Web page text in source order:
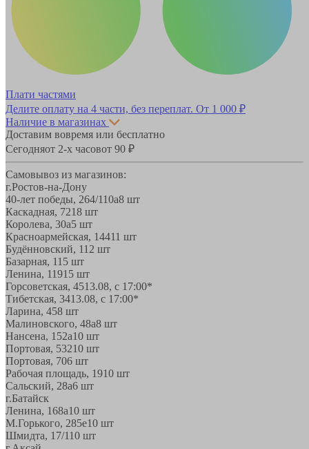
Плати частями
Делите оплату на 4 части, без переплат. От 1 000 ₽
Наличие в магазинах
Доставим вовремя или бесплатно
Сегодняот 2-х часовот 90 ₽
Самовывоз из магазинов:
г.Ростов-на-Дону
40-лет победы, 264/110а8 шт
Каскадная, 7218 шт
Королева, 30а5 шт
Красноармейская, 14411 шт
Будённовский, 11 2 шт
Базарная, 11 5 шт
Ленина, 11915 шт
Горсоветская, 4513.08, с 17:00*
Тибетская, 3413.08, с 17:00*
Ларина, 458 шт
Малиновского, 48а8 шт
Нансена, 152а10 шт
Портовая, 53210 шт
Портовая, 706 шт
Рабочая площадь, 1910 шт
Сальский, 28a6 шт
г.Батайск
Ленина, 168а10 шт
М.Горького, 285е10 шт
Шмидта, 17/110 шт